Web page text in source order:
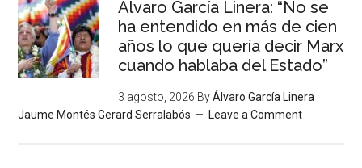
Álvaro García Linera: “No se
ha entendido en más de cien
años lo que quería decir Marx
cuando hablaba del Estado”
3 agosto, 2026 ByÁlvaro García Linera
Jaume Montés Gerard Serralabós
Leave a Comment